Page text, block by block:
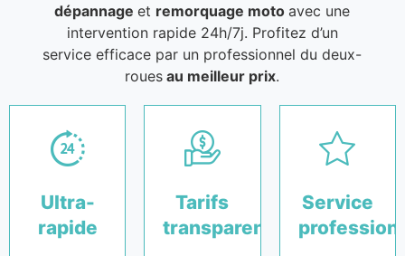
dépannageet remorquage motoavec une
intervention rapide 24h/7j. Profitez d’un
service efficace par un professionnel du deux-
roues au meilleur prix.
Ultra-
rapide
Tarifs
transparents
Service